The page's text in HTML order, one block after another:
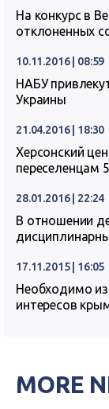
На конкурс в
отклоненных
10.11.2016 | 08:59
НАБУ
Украины
21.04.2016 | 18:30
Херсонский
переселенцам
28.01.2016 | 22:24
В отношении
17.11.2015 | 16:05
Необходимо
интересов
MORE